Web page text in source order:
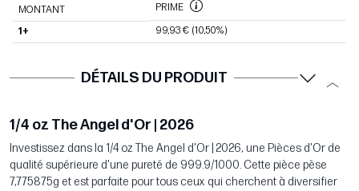
MONTANT PRIME
1+ 99,93 € (10,50%)
DÉTAILS DU PRODUIT
1/4 oz The Angel d'Or | 2026
Investissez dans la 1/4 oz The Angel d'Or | 2026, une Pièces d'Or de
qualité supérieure d'une pureté de 999.9/1000. Cette pièce pèse
7,775875g et est parfaite pour tous ceux qui cherchent à diversifier